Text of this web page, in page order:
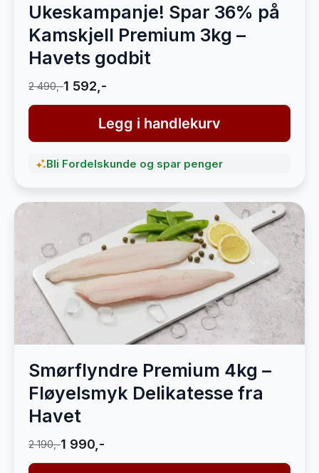
Ukeskampanje! Spar 36% på
Kamskjell Premium 3kg –
Havets godbit
2 490,-1 592,-
Legg i handlekurv
Bli Fordelskunde og spar penger
Smørflyndre Premium 4kg –
Fløyelsmyk Delikatesse fra
Havet
2 190,-1 990,-